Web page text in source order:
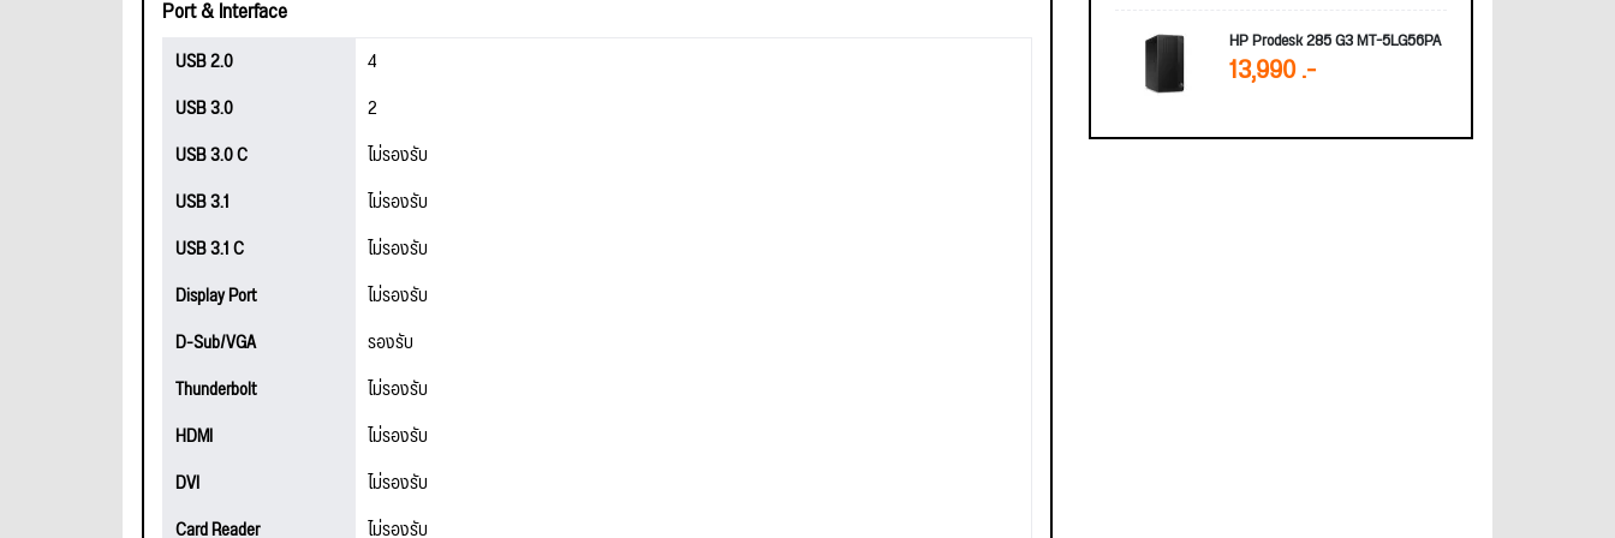
Port & Interface
USB 2.0
4
USB 3.0
2
USB 3.0 C
ไม่รองรับ
USB 3.1
ไม่รองรับ
USB 3.1 C
ไม่รองรับ
Display Port
ไม่รองรับ
D-Sub/VGA
รองรับ
Thunderbolt
ไม่รองรับ
HDMI
ไม่รองรับ
DVI
ไม่รองรับ
Card Reader
ไม่รองรับ
HP Prodesk 285 G3 MT-5LG56PA
13,990 .-